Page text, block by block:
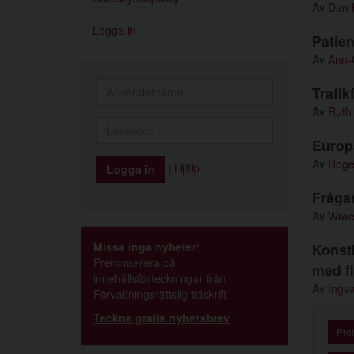
Logga in
Hjälp
Missa inga nyheter!
Prenumerera på
innehållsförteckningar från
Förvaltningsrättslig tidskrift.
Teckna gratis nyhetsbrev
Av Dan
Av
Av
Av
Av
med
Av